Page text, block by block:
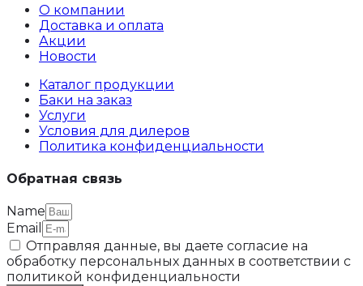
О компании
Доставка и оплата
Акции
Новости
Каталог продукции
Баки на заказ
Услуги
Условия для дилеров
Политика конфиденциальности
Обратная связь
Name
Email
Отправляя данные, вы даете согласие на
обработку персональных данных в соответствии с
политикой конфиденциальности